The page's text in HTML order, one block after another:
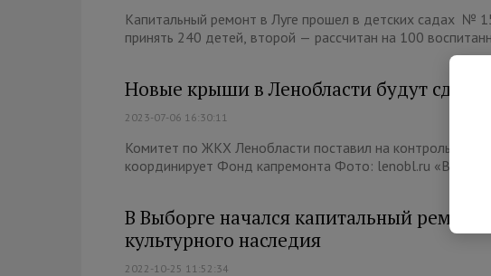
Капитальный ремонт в Луге прошел в детских садах №
принять 240 детей, второй — рассчитан на 100
Новые крыши в Ленобласти будут
2023-07-06 16:30:11
Комитет по ЖКХ Ленобласти поставил на контроль
координирует Фонд капремонта Фото: lenobl.ru «В
В Выборге начался капитальный ремонт
культурного наследия
2022-10-25 11:52:34